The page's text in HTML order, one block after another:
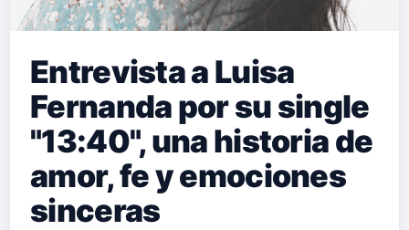
Entrevista a Luisa
Fernanda por su single
"13:40", una historia de
amor, fe y emociones
sinceras